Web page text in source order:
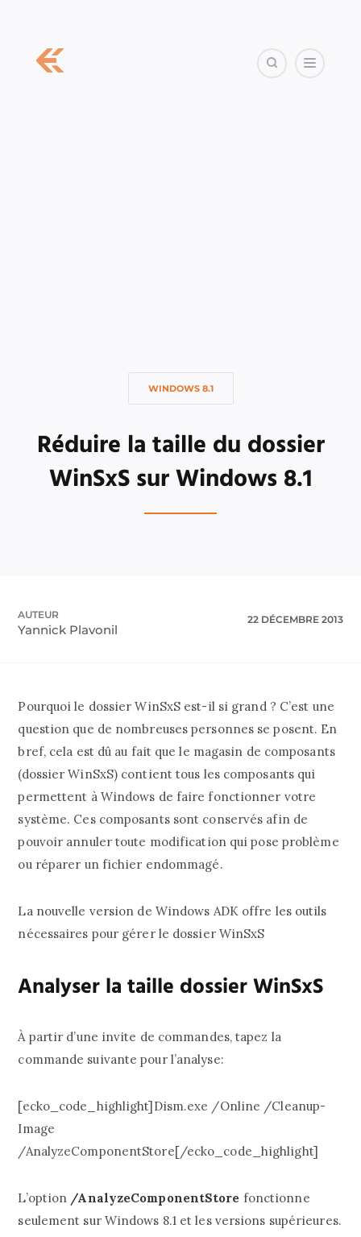
WINDOWS 8.1
Réduire la taille du dossier
WinSxS sur Windows 8.1
AUTEUR
Yannick Plavonil
22 DÉCEMBRE 2013
Pourquoi le dossier WinSxS est-il si grand ? C’est une
question que de nombreuses personnes se posent. En
bref, cela est dû au fait que le magasin de composants
(dossier WinSxS) contient tous les composants qui
permettent à Windows de faire fonctionner votre
système. Ces composants sont conservés afin de
pouvoir annuler toute modification qui pose problème
ou réparer un fichier endommagé.
La nouvelle version de Windows ADK offre les outils
nécessaires pour gérer le dossier WinSxS
Analyser la taille dossier WinSxS
À partir d’une invite de commandes, tapez la
commande suivante pour l’analyse:
[ecko_code_highlight]Dism.exe /Online /Cleanup-
Image
/AnalyzeComponentStore[/ecko_code_highlight]
L’option /AnalyzeComponentStore fonctionne
seulement sur Windows 8.1 et les versions supérieures.